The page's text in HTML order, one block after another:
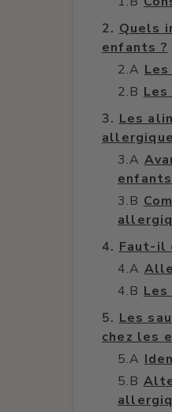
Quels
enfants ?
Les
Faut-il
Les
chez les